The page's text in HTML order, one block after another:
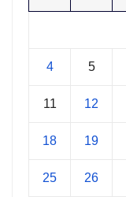
4 5
11 12
18 19
25 26